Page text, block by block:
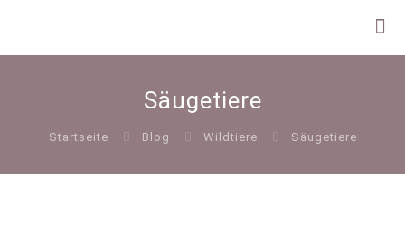
Säugetiere
Startseite Blog Wildtiere Säugetiere